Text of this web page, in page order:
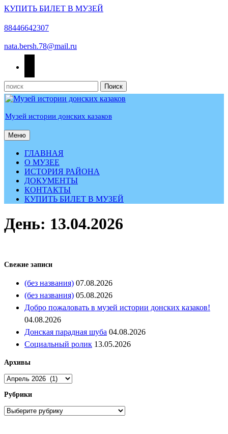
КУПИТЬ БИЛЕТ В МУЗЕЙ
к
88446642307
nata.bersh.78@mail.ru
Найти:
Музей истории донских казаков
МенюМеню
ГЛАВНАЯ
О МУЗЕЕ
ИСТОРИЯ РАЙОНА
ДОКУМЕНТЫ
КОНТАКТЫ
КУПИТЬ БИЛЕТ В МУЗЕЙ
ЗАКРЫТЬ
День: 13.04.2026
Свежие записи
(без названия) 07.08.2026
(без названия) 05.08.2026
Добро пожаловать в музей истории донских казаков!
04.08.2026
Донская парадная шуба 04.08.2026
Социальный ролик 13.05.2026
Архивы
Архивы
Рубрики
Рубрики